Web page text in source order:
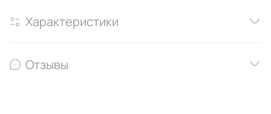
Характеристики
Отзывы